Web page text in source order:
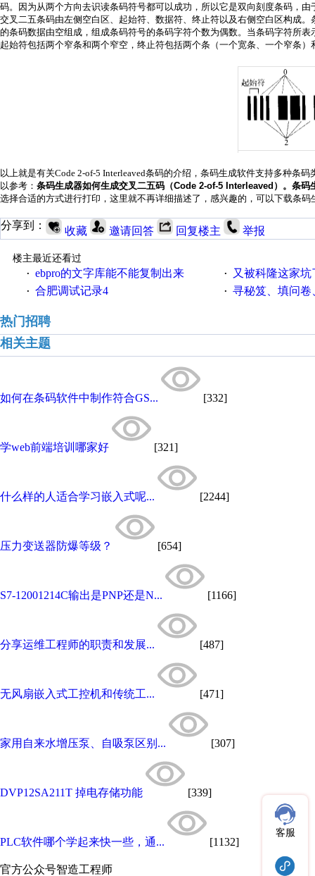
码。因为从两个方向去识读条码符号都可以成功，所以它是双向刻度条码，
交叉二五条码由左侧空白区、起始符、数据符、终止符以及右侧空白区构成
的条码数据由空组成，组成条码符号的条码字符个数为偶数。当条码字符所
起始符包括两个窄条和两个窄空，终止符包括两个条（一个宽条、一个窄条）
以上就是有关Code 2-of-5 Interleaved条码的介绍，条码生成软件支持多种条
以参考： 条码生成器如何生成交叉二五码（Code 2-of-5 Interleaved） 。 条码
选择合适的方式进行打印，这里就不再详细描述了，感兴趣的，可以下载条码
分享到： 收藏 邀请回答 回复楼主 举报
楼主最近还看过
· ebpro的文字库能不能复制出来 · 又被科隆这家坑
· 合肥调试记录4 · 寻秘笈、填问卷
热门招聘
相关主题
如何在条码软件中制作符合GS... [332]
学web前端培训哪家好 [321]
什么样的人适合学习嵌入式呢... [2244]
压力变送器防爆等级？ [654]
S7-12001214C输出是PNP还是N... [1166]
分享运维工程师的职责和发展... [487]
无风扇嵌入式工控机和传统工... [471]
家用自来水增压泵、自吸泵区别... [307]
DVP12SA211T 掉电存储功能 [339]
PLC软件哪个学起来快一些，通... [1132]
官方公众号智造工程师
客服